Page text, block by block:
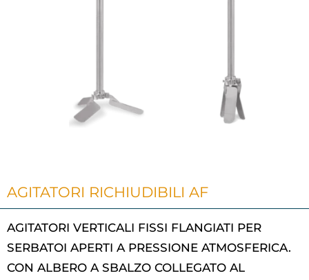
AGITATORI RICHIUDIBILI AF
AGITATORI VERTICALI FISSI FLANGIATI PER
SERBATOI APERTI A PRESSIONE ATMOSFERICA.
CON ALBERO A SBALZO COLLEGATO AL